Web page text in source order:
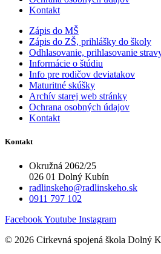
Kontakt
Zápis do MŠ
Zápis do ZŠ, prihlášky do školy
Odhlasovanie, prihlasovanie
Informácie o štúdiu
Info pre rodičov deviatakov
Maturitné skúšky
Archív starej web stránky
Ochrana osobných údajov
Kontakt
Kontakt
Okružná 2062/25
026 01 Dolný Kubín
radlinskeho@radlinskeho.sk
0911 797 102
FacebookYoutube Instagram
© 2026 Cirkevná spojená škola Dolný